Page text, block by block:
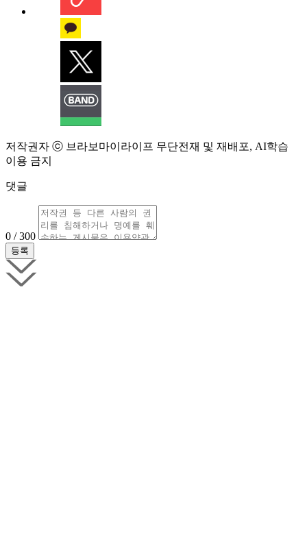
저작권자 ⓒ 브라보마이라이프 무단전재 및 재배포, AI학습
이용 금지
댓글
0 / 300